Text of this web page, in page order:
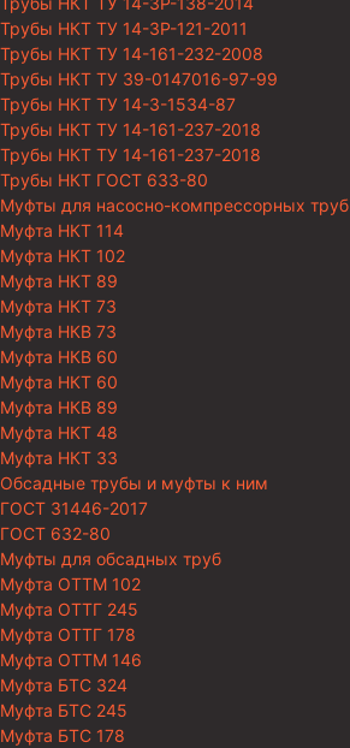
Трубы НКТ ТУ 14-3Р-121-2011
Трубы НКТ ТУ 14-161-232-2008
Трубы НКТ ТУ 39-0147016-97-99
Трубы НКТ ТУ 14-3-1534-87
Трубы НКТ ТУ 14-161-237-2018
Трубы НКТ ТУ 14-161-237-2018
Трубы НКТ ГОСТ 633-80
Муфты для насосно-компрессорных труб
Муфта НКТ 114
Муфта НКТ 102
Муфта НКТ 89
Муфта НКТ 73
Муфта НКВ 73
Муфта НКВ 60
Муфта НКТ 60
Муфта НКВ 89
Муфта НКТ 48
Муфта НКТ 33
Обсадные трубы и муфты к ним
ГОСТ 31446-2017
ГОСТ 632-80
Муфты для обсадных труб
Муфта ОТТМ 102
Муфта ОТТГ 245
Муфта ОТТГ 178
Муфта ОТТМ 146
Муфта БТС 324
Муфта БТС 245
Муфта БТС 178